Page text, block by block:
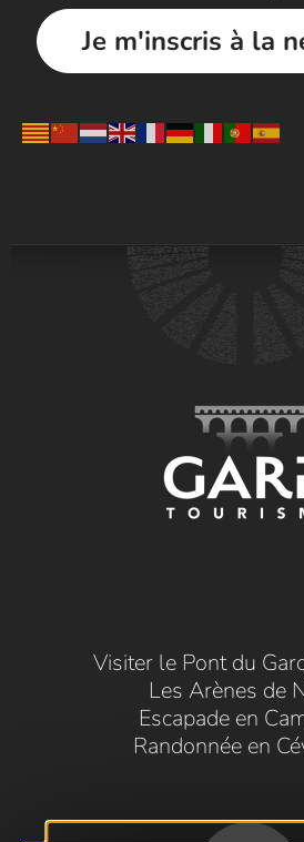
Je m'inscris à la
Visiter le Pont du
Les Arènes de
Escapade en
Randonnée en